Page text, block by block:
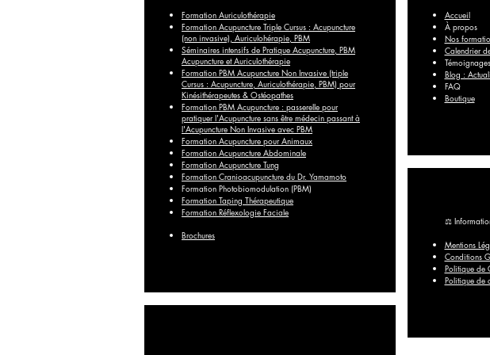
Formation Auriculothérapie
Formation Acupuncture Triple Cursus : Acupuncture
(non invasive), Auriculohérapie, PBM
Séminaires intensifs de Pratique Acupuncture, PBM
Acupuncture et Auriculothérapie
Formation PBM Acupuncture Non Invasive (triple
Cursus : Acupuncture, Auriculothérapie, PBM) pour
Kinésithérapeutes & Ostéopathes
Formation PBM Acupuncture : passerelle pour
pratiquer l'Acupuncture sans être médecin passant à
l'Acupuncture Non Invasive avec PBM
Formation Acupuncture pour Animaux
Formation Acupuncture Abdominale
Formation Acupuncture Tung
Formation Cranioacupuncture du Dr. Yamamoto
Formation Photobiomodulation (PBM)
Formation Taping Thérapeutique
Formation Réflexologie Faciale
Brochures
Accueil
À propos
Nos
Calendrier
Témoignages
Blog :
FAQ​
Boutique
⚖️
Mentions
Conditions
Politique de
Politique de